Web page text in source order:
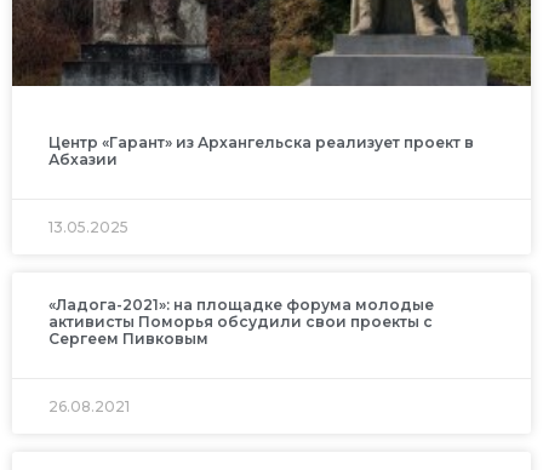
Центр «Гарант» из Архангельска реализует проект в
Абхазии
13.05.2025
«Ладога-2021»: на площадке форума молодые
активисты Поморья обсудили свои проекты с
Сергеем Пивковым
26.08.2021